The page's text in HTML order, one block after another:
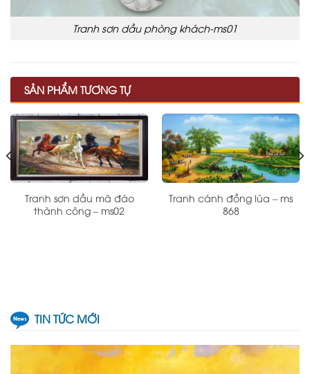
Tranh sơn dầu phòng khách-ms01
SẢN PHẨM TƯƠNG TỰ
Tranh sơn dầu mã đáo
thành công – ms02
Tranh cánh đồng lúa – ms
868
TIN TỨC MỚI